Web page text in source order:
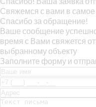
Свяжемся с вами в
Спасибо за обращение!
Ваше сообщение
время с Вами свяжется
выбранному объекту
Заполните форму и